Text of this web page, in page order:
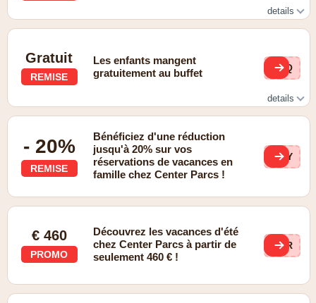
details
Gratuit
REMISE
Les enfants mangent
gratuitement au buffet
0WQ
details
- 20%
REMISE
Bénéficiez d'une réduction
jusqu'à 20% sur vos
réservations de vacances en
famille chez Center Parcs !
3CY
€ 460
PROMO
Découvrez les vacances d'été
chez Center Parcs à partir de
seulement 460 € !
3RR